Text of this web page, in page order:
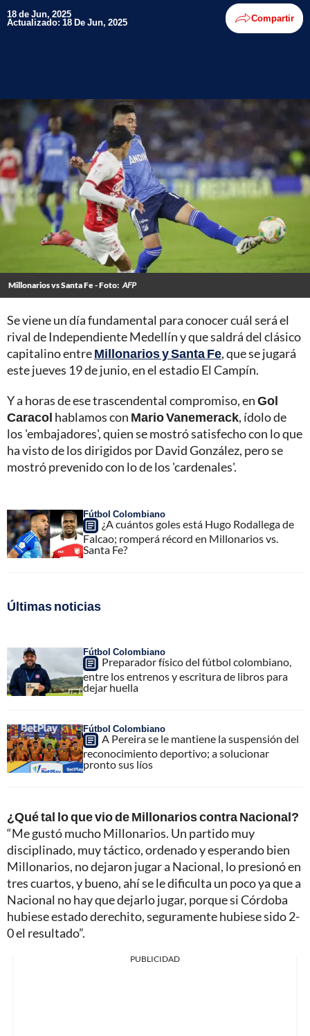
18 de Jun, 2025
Actualizado: 18 De Jun, 2025 Compartir
Millonarios vs Santa Fe - Foto: AFP
Se viene un día fundamental para conocer cuál será el
rival de Independiente Medellín y que saldrá del clásico
capitalino entreMillonarios y Santa Fe, que se jugará
este jueves 19 de junio, en el estadio El Campín.
Y a horas de ese trascendental compromiso, enGol
Caracol hablamos con Mario Vanemerack, ídolo de
los 'embajadores', quien se mostró satisfecho con lo que
ha visto de los dirigidos por David González, pero se
mostró prevenido con lo de los 'cardenales'.
Fútbol Colombiano
¿A cuántos goles está Hugo Rodallega de
Falcao; romperá récord en Millonarios vs.
Santa Fe?
Últimas noticias
Fútbol Colombiano
Preparador físico del fútbol colombiano,
entre los entrenos y escritura de libros para
dejar huella
Fútbol Colombiano
A Pereira se le mantiene la suspensión del
reconocimiento deportivo; a solucionar
pronto sus líos
¿Qué tal lo que vio de Millonarios contra Nacional?
“Me gustó mucho Millonarios. Un partido muy
disciplinado, muy táctico, ordenado y esperando bien
Millonarios, no dejaron jugar a Nacional, lo presionó en
tres cuartos, y bueno, ahí se le dificulta un poco ya que a
Nacional no hay que dejarlo jugar, porque si Córdoba
hubiese estado derechito, seguramente hubiese sido 2-
0 el resultado”.
PUBLICIDAD